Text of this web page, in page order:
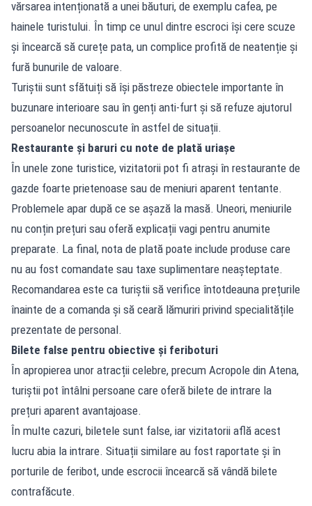
vărsarea intenționată a unei băuturi, de exemplu cafea, pe
hainele turistului. În timp ce unul dintre escroci își cere scuze
și încearcă să curețe pata, un complice profită de neatenție și
fură bunurile de valoare.
Turiștii sunt sfătuiți să își păstreze obiectele importante în
buzunare interioare sau în genți anti-furt și să refuze ajutorul
persoanelor necunoscute în astfel de situații.
Restaurante și baruri cu note de plată uriașe
În unele zone turistice, vizitatorii pot fi atrași în restaurante de
gazde foarte prietenoase sau de meniuri aparent tentante.
Problemele apar după ce se așază la masă. Uneori, meniurile
nu conțin prețuri sau oferă explicații vagi pentru anumite
preparate. La final, nota de plată poate include produse care
nu au fost comandate sau taxe suplimentare neașteptate.
Recomandarea este ca turiștii să verifice întotdeauna prețurile
înainte de a comanda și să ceară lămuriri privind specialitățile
prezentate de personal.
Bilete false pentru obiective și feriboturi
În apropierea unor atracții celebre, precum Acropole din Atena,
turiștii pot întâlni persoane care oferă bilete de intrare la
prețuri aparent avantajoase.
În multe cazuri, biletele sunt false, iar vizitatorii află acest
lucru abia la intrare. Situații similare au fost raportate și în
porturile de feribot, unde escrocii încearcă să vândă bilete
contrafăcute.